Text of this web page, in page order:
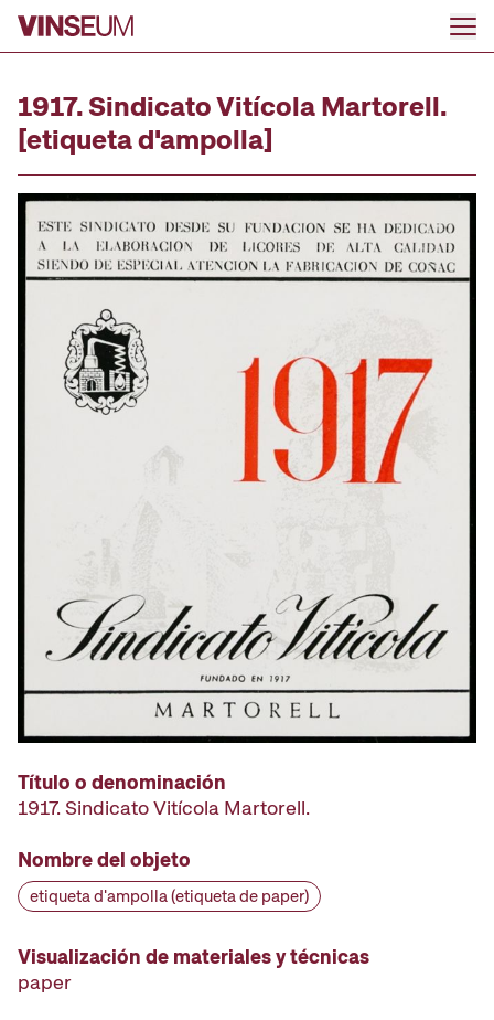
Ir al contenido
1917. Sindicato Vitícola Martorell.
[etiqueta d'ampolla]
Título o denominación
1917. Sindicato Vitícola Martorell.
Nombre del objeto
etiqueta d'ampolla (etiqueta de paper)
Visualización de materiales y técnicas
paper